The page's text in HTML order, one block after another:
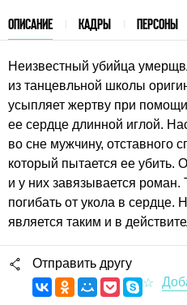
ОПИСАНИЕ КАДРЫ ПЕРСОНЫ
Неизвестный убийца
из танцевльной школы
усыпляет жертву при
ее сердце длинной иглой.
во сне мужчину, отставного
который пытается ее убить.
и у них завязывается
погибать от укола в сердце.
является таким и в
Отправить другу